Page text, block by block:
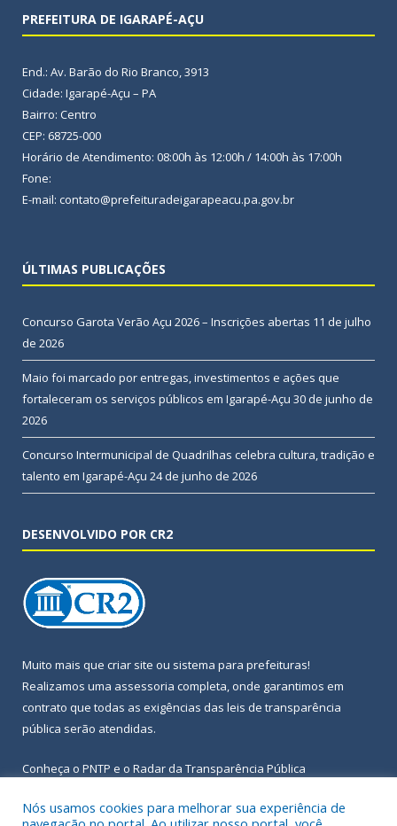
PREFEITURA DE IGARAPÉ-AÇU
End.: Av. Barão do Rio Branco, 3913
Cidade: Igarapé-Açu – PA
Bairro: Centro
CEP: 68725-000
Horário de Atendimento: 08:00h às 12:00h / 14:00h às 17:00h
Fone:
E-mail: contato@prefeituradeigarapeacu.pa.gov.br
ÚLTIMAS PUBLICAÇÕES
Concurso Garota Verão Açu 2026 – Inscrições abertas 11 de julho
de 2026
Maio foi marcado por entregas, investimentos e ações que
fortaleceram os serviços públicos em Igarapé-Açu 30 de junho de
2026
Concurso Intermunicipal de Quadrilhas celebra cultura, tradição e
talento em Igarapé-Açu 24 de junho de 2026
DESENVOLVIDO POR CR2
Muito mais que criar site ou sistema para prefeituras!
Realizamos uma assessoria completa, onde garantimos em
contrato que todas as exigências das leis de transparência
pública serão atendidas.
Conheça o PNTP e o Radar da Transparência Pública
Nós usamos cookies para melhorar sua experiência de